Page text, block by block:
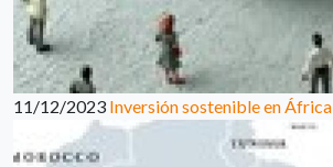
11/12/2023 Inversión sostenible en África